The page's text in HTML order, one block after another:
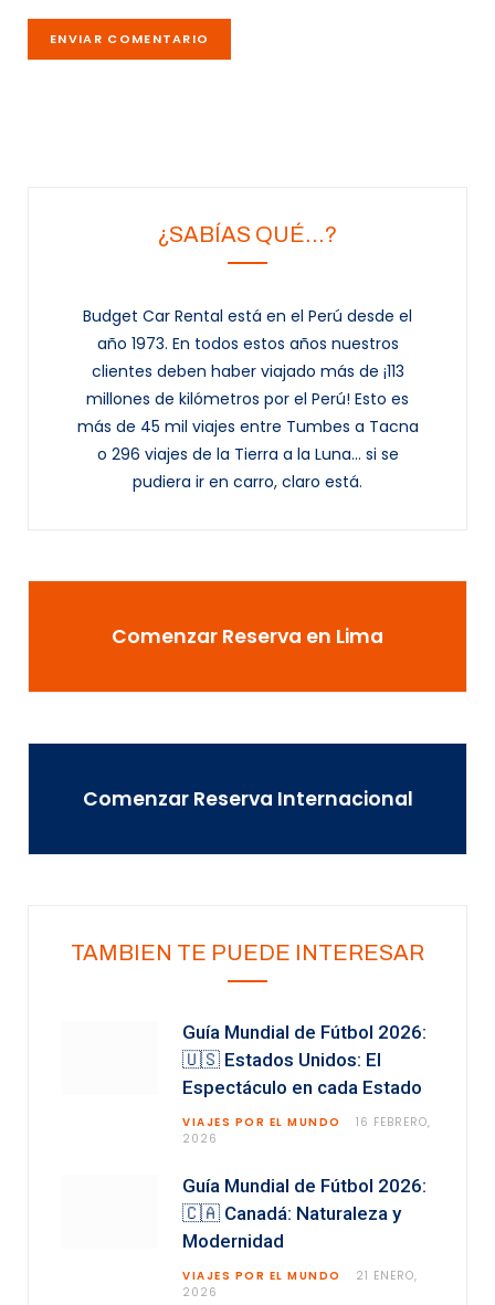
¿SABÍAS QUÉ…?
Budget Car Rental está en el Perú desde el
año 1973. En todos estos años nuestros
clientes deben haber viajado más de ¡113
millones de kilómetros por el Perú! Esto es
más de 45 mil viajes entre Tumbes a Tacna
o 296 viajes de la Tierra a la Luna... si se
pudiera ir en carro, claro está.
Comenzar Reserva en Lima
Comenzar Reserva Internacional
TAMBIEN TE PUEDE INTERESAR
Guía Mundial de Fútbol 2026:
🇺🇸 Estados Unidos: El
Espectáculo en cada Estado
VIAJES POR EL MUNDO
16 FEBRERO,
2026
Guía Mundial de Fútbol 2026:
🇨🇦 Canadá: Naturaleza y
Modernidad
VIAJES POR EL MUNDO
21 ENERO,
2026